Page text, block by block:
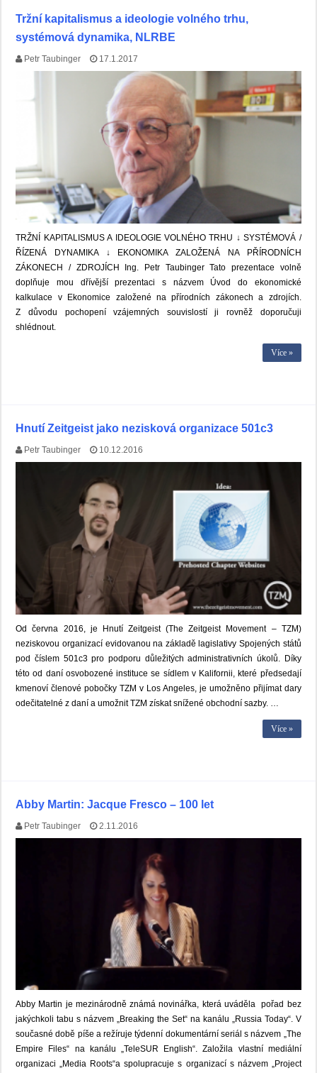
Tržní kapitalismus a ideologie volného trhu,
systémová dynamika, NLRBE
Petr Taubinger 17.1.2017
TRŽNÍ KAPITALISMUS A IDEOLOGIE VOLNÉHO TRHU ↓ SYSTÉMOVÁ /
ŘÍZENÁ DYNAMIKA ↓ EKONOMIKA ZALOŽENÁ NA PŘÍRODNÍCH
ZÁKONECH / ZDROJÍCH Ing. Petr Taubinger Tato prezentace volně
doplňuje mou dřívější prezentaci s názvem Úvod do ekonomické
kalkulace v Ekonomice založené na přírodních zákonech a zdrojích.
Z důvodu pochopení vzájemných souvislostí ji rovněž doporučuji
shlédnout.
Více »
Hnutí Zeitgeist jako nezisková organizace 501c3
Petr Taubinger 10.12.2016
Od června 2016, je Hnutí Zeitgeist (The Zeitgeist Movement – TZM)
neziskovou organizací evidovanou na základě lagislativy Spojených států
pod číslem 501c3 pro podporu důležitých administrativních úkolů. Díky
této od daní osvobozené instituce se sídlem v Kalifornii, které předsedají
kmenoví členové pobočky TZM v Los Angeles, je umožněno přijímat dary
odečitatelné z daní a umožnit TZM získat snížené obchodní sazby. …
Více »
Abby Martin: Jacque Fresco – 100 let
Petr Taubinger 2.11.2016
Abby Martin je mezinárodně známá novinářka, která uváděla pořad bez
jakýchkoli tabu s názvem „Breaking the Set“ na kanálu „Russia Today“. V
současné době píše a režíruje týdenní dokumentární seriál s názvem „The
Empire Files“ na kanálu „TeleSUR English“. Založila vlastní mediální
organizaci „Media Roots“a spolupracuje s organizací s názvem „Project